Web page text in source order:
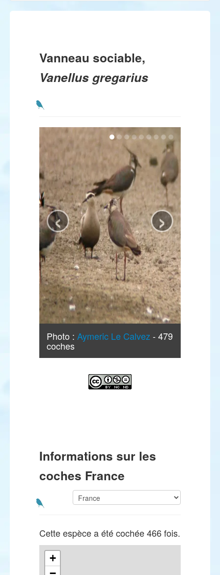
Vanneau sociable,
Vanellus gregarius
Photo : Aymeric Le Calvez - 479
coches
‹ ›
Informations sur les
coches France
Cette espèce a été cochée 466 fois.
+